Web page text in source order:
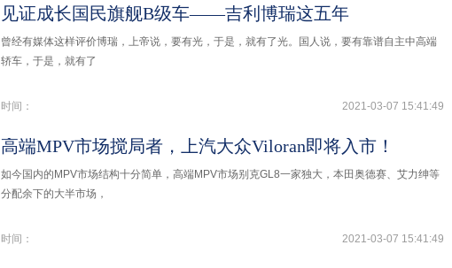
见证成长国民旗舰B级车——吉利博瑞这五年
曾经有媒体这样评价博瑞，上帝说，要有光，于是，就有了光。国人说，要有靠谱自主中高端
轿车，于是，就有了
时间： 2021-03-07 15:41:49
高端MPV市场搅局者，上汽大众Viloran即将入市！
如今国内的MPV市场结构十分简单，高端MPV市场别克GL8一家独大，本田奥德赛、艾力绅等
分配余下的大半市场，
时间： 2021-03-07 15:41:49